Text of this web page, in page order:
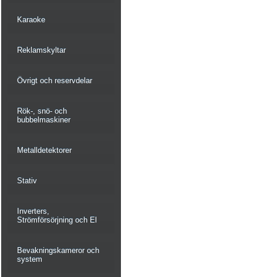
Karaoke
Reklamskyltar
Övrigt och reservdelar
Rök-, snö- och
bubbelmaskiner
Metalldetektorer
Stativ
Inverters,
Strömförsörjning och El
Bevakningskameror och
system